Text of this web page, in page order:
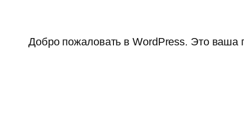
Добро пожаловать в WordPress. Это ваша